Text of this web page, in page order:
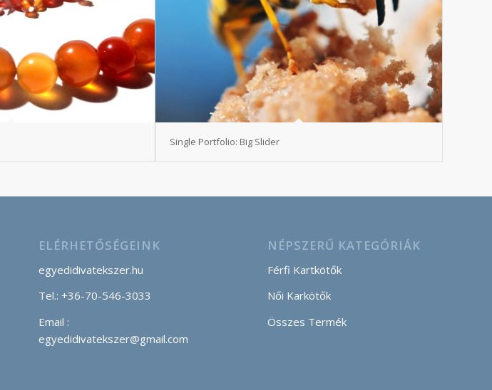
Single Portfolio: Big Slider
ELÉRHETŐSÉGEINK
egyedidivatekszer.hu
Tel.: +36-70-546-3033
Email :
egyedidivatekszer@gmail.com
NÉPSZERŰ KATEGÓRIÁK
Férfi Kartkötők
Női Karkötők
Összes Termék